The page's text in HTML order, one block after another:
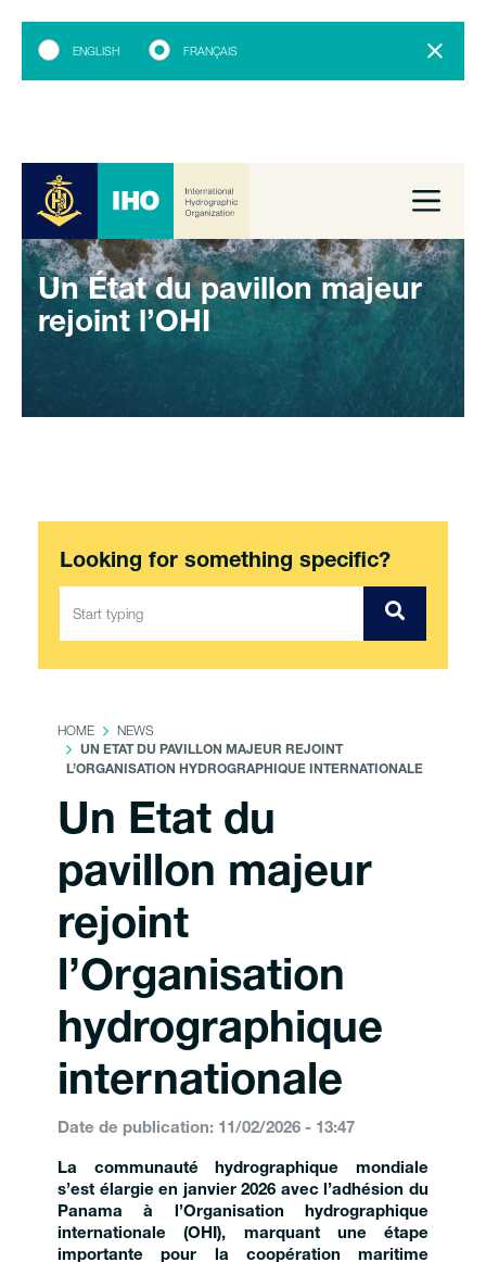
ENGLISH FRANÇAIS
Un État du pavillon majeur
rejoint l’OHI
Looking for something specific?
HOME NEWS
UN ETAT DU PAVILLON MAJEUR REJOINT
L’ORGANISATION HYDROGRAPHIQUE INTERNATIONALE
Un Etat du
pavillon majeur
rejoint
l’Organisation
hydrographique
internationale
Date de publication: 11/02/2026 - 13:47
La communauté hydrographique mondiale
s’est élargie en janvier 2026 avec l’adhésion du
Panama à l’Organisation hydrographique
internationale (OHI), marquant une étape
importante pour la coopération maritime